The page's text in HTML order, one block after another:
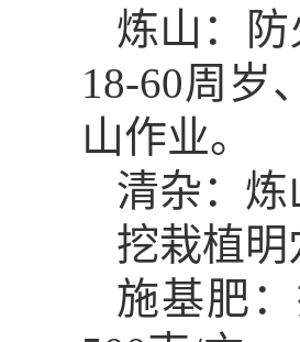
炼山：
18-60周岁
山作业。
清杂：
挖栽植
施基肥